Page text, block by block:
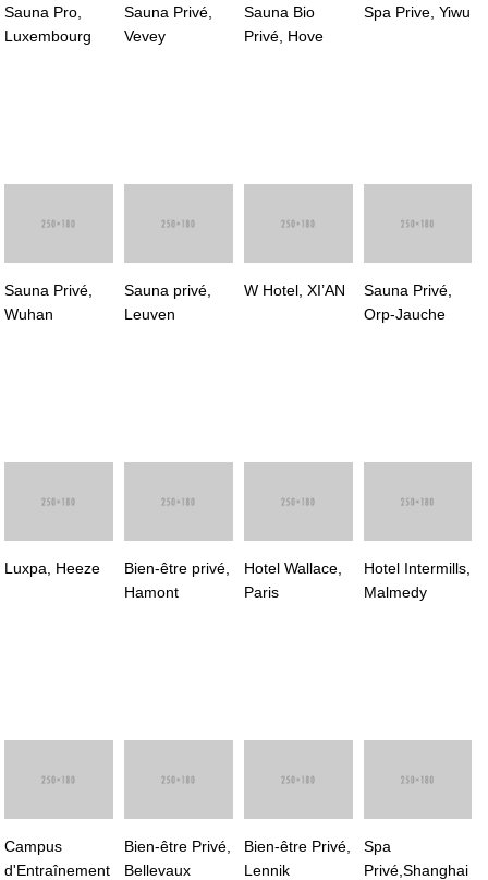
Sauna Pro,
Luxembourg
Sauna Privé,
Vevey
Sauna Bio
Privé, Hove
Spa Prive, Yiwu
Sauna Privé,
Wuhan
Sauna privé,
Leuven
W Hotel, XI’AN
Sauna Privé,
Orp-Jauche
Luxpa, Heeze
Bien-être privé,
Hamont
Hotel Wallace,
Paris
Hotel Intermills,
Malmedy
Campus
d'Entraînement
Bien-être Privé,
Bellevaux
Bien-être Privé,
Lennik
Spa
Privé,Shanghai